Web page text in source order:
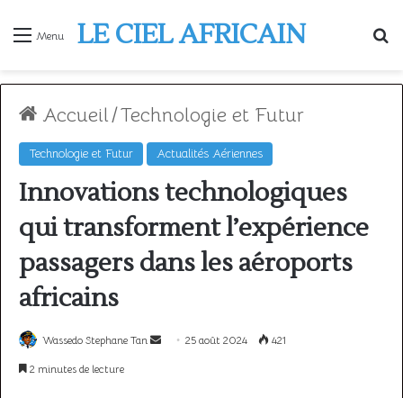
Menu LE CIEL AFRICAIN
Accueil/Technologie et Futur
Technologie et Futur Actualités Aériennes
Innovations technologiques
qui transforment l’expérience
passagers dans les aéroports
africains
Wassedo Stephane Tan
Envoyer25 août 2024 421
2 minutes de lecture